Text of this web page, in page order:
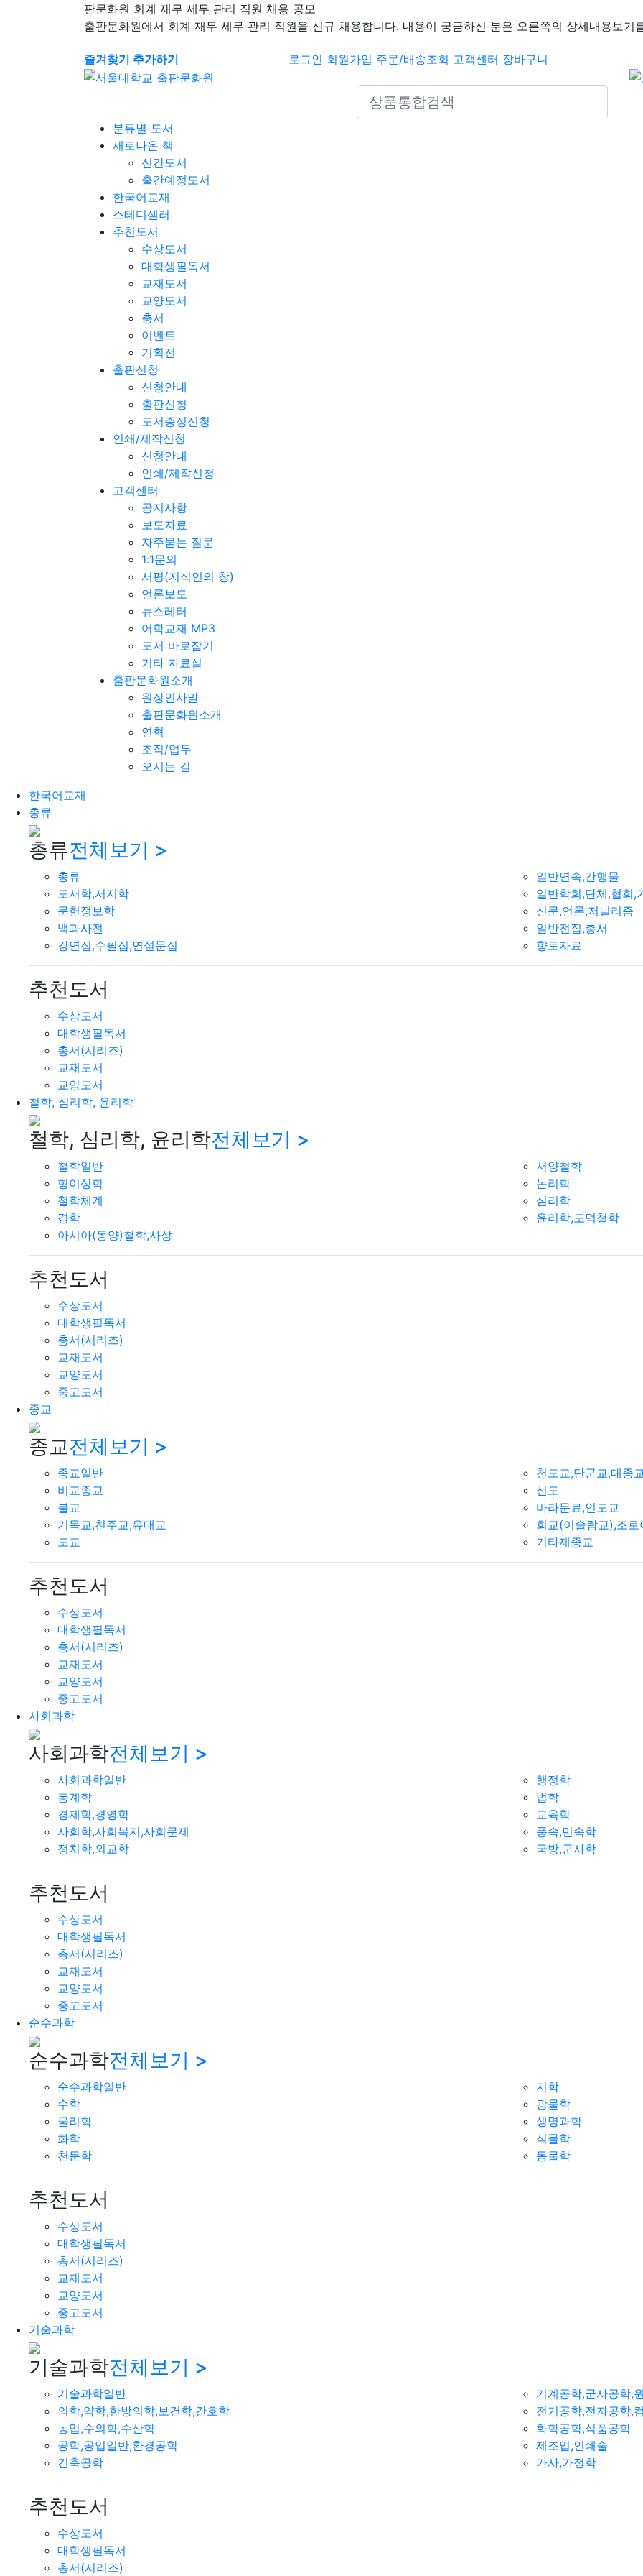
판문화원 회계 재무 세무 관리 직원 채용 공모
출판문화원에서 회계 재무 세무 관리 직원을 신규 채용합니다. 내용이 궁금하신 분은 오른쪽의 상세내용보기
즐겨찾기 추가하기 로그인 회원가입 주문/배송조회 고객센터 장바구니
Search icons
분류별 도서
새로나온 책
신간도서
출간예정도서
한국어교재
스테디셀러
추천도서
수상도서
대학생필독서
교재도서
교양도서
총서
이벤트
기획전
출판신청
신청안내
출판신청
도서증정신청
인쇄/제작신청
신청안내
인쇄/제작신청
고객센터
공지사항
보도자료
자주묻는 질문
1:1문의
서평(지식인의 창)
언론보도
뉴스레터
어학교재 MP3
도서 바로잡기
기타 자료실
출판문화원소개
원장인사말
출판문화원소개
연혁
조직/업무
오시는 길
한국어교재
총류
총류전체보기 >
총류
도서학,서지학
문헌정보학
백과사전
강연집,수필집,연설문집
일반연속,간행물
일반학회,단체,협회,
신문,언론,저널리즘
일반전집,총서
향토자료
추천도서
수상도서
대학생필독서
총서(시리즈)
교재도서
교양도서
철학, 심리학, 윤리학
철학, 심리학, 윤리학전체보기 >
철학일반
형이상학
철학체계
경학
아시아(동양)철학,사상
서양철학
논리학
심리학
윤리학,도덕철학
추천도서
수상도서
대학생필독서
총서(시리즈)
교재도서
교양도서
중고도서
종교
종교전체보기 >
종교일반
비교종교
불교
기독교,천주교,유대교
도교
천도교,단군교,대종
신도
바라문료,인도교
회교(이슬람교),조로
기타제종교
추천도서
수상도서
대학생필독서
총서(시리즈)
교재도서
교양도서
중고도서
사회과학
사회과학전체보기 >
사회과학일반
통계학
경제학,경영학
사회학,사회복지,사회문제
정치학,외교학
행정학
법학
교육학
풍속,민속학
국방,군사학
추천도서
수상도서
대학생필독서
총서(시리즈)
교재도서
교양도서
중고도서
순수과학
순수과학전체보기 >
순수과학일반
수학
물리학
화학
천문학
지학
광물학
생명과학
식물학
동물학
추천도서
수상도서
대학생필독서
총서(시리즈)
교재도서
교양도서
중고도서
기술과학
기술과학전체보기 >
기술과학일반
의학,약학,한방의학,보건학,간호학
농업,수의학,수산학
공학,공업일반,환경공학
건축공학
기계공학,군사공학,
전기공학,전자공학,
화학공학,식품공학
제조업,인쇄술
가사,가정학
추천도서
수상도서
대학생필독서
총서(시리즈)